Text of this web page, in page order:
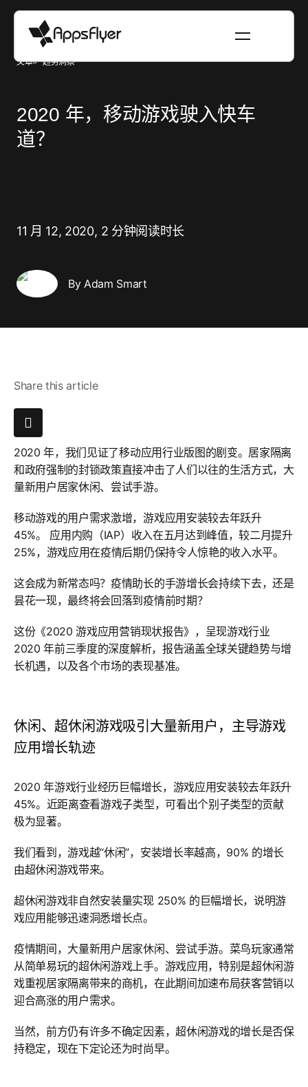
文章 趋势洞察
2020 年，移动游戏驶入快车
道？
11 月 12, 2020, 2 分钟阅读时长
By Adam Smart
Share this article
2020 年，我们见证了移动应用行业版图的剧变。居家隔离
和政府强制的封锁政策直接冲击了人们以往的生活方式，大
量新用户居家休闲、尝试手游。
移动游戏的用户需求激增，游戏应用安装较去年跃升
45%。 应用内购（IAP）收入在五月达到峰值，较二月提升
25%，游戏应用在疫情后期仍保持令人惊艳的收入水平。
这会成为新常态吗？疫情助长的手游增长会持续下去，还是
昙花一现，最终将会回落到疫情前时期？
这份《2020 游戏应用营销现状报告》，呈现游戏行业
2020 年前三季度的深度解析，报告涵盖全球关键趋势与增
长机遇，以及各个市场的表现基准。
休闲、超休闲游戏吸引大量新用户，主导游戏
应用增长轨迹
2020 年游戏行业经历巨幅增长，游戏应用安装较去年跃升
45%。近距离查看游戏子类型，可看出个别子类型的贡献
极为显著。
我们看到，游戏越“休闲”，安装增长率越高，90% 的增长
由超休闲游戏带来。
超休闲游戏非自然安装量实现 250% 的巨幅增长，说明游
戏应用能够迅速洞悉增长点。
疫情期间，大量新用户居家休闲、尝试手游。菜鸟玩家通常
从简单易玩的超休闲游戏上手。游戏应用，特别是超休闲游
戏重视居家隔离带来的商机，在此期间加速布局获客营销以
迎合高涨的用户需求。
当然，前方仍有许多不确定因素，超休闲游戏的增长是否保
持稳定，现在下定论还为时尚早。